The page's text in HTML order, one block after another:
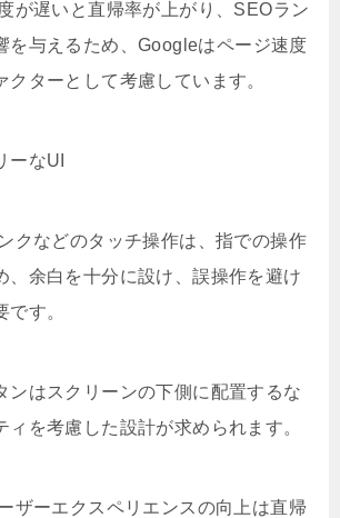
が遅いと直帰率が上がり、SEOラン
を与えるため、Googleはページ速度
クターとして考慮しています。
ーなUI
クなどのタッチ操作は、指での操作
、余白を十分に設け、誤操作を避け
です。
ンはスクリーンの下側に配置するな
ィを考慮した設計が求められます。
ザーエクスペリエンスの向上は直帰